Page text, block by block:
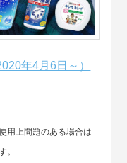
年4月6日～）
用上問題のある場合は
。